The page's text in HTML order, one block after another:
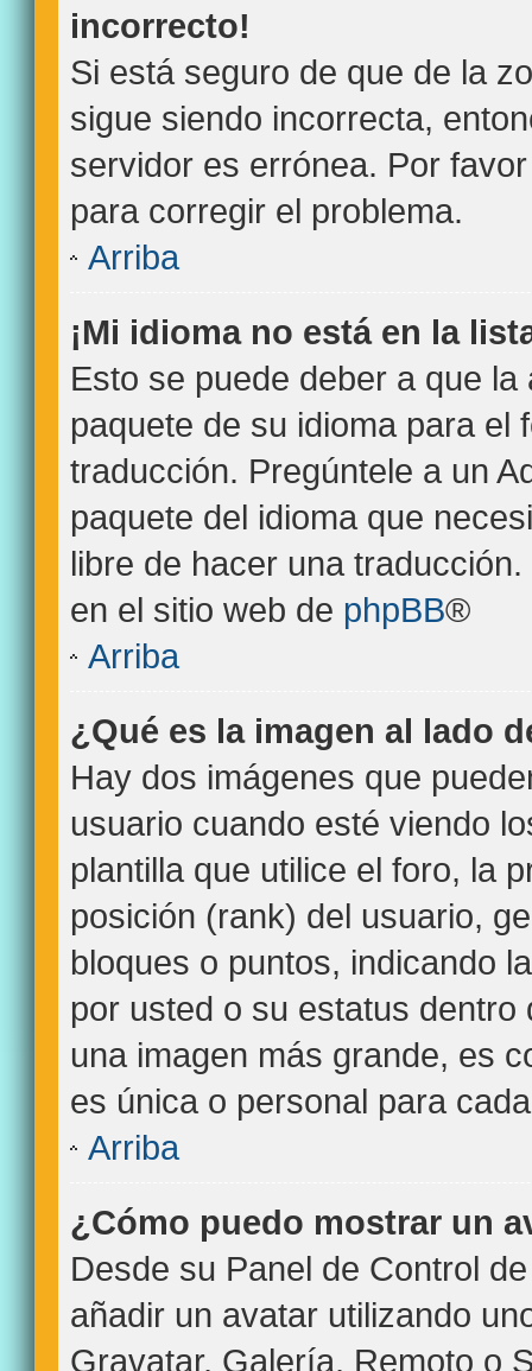
incorrecto!
Si está seguro de que de la
sigue siendo incorrecta,
servidor es errónea. Por
para corregir el problema.
Arriba
¡Mi idioma no está en la
Esto se puede deber a que
paquete de su idioma para el
traducción. Pregúntele a un
paquete del idioma que
libre de hacer una
en el sitio web de phpBB®
Arriba
¿Qué es la imagen al lado
Hay dos imágenes que
usuario cuando esté viendo
plantilla que utilice el foro, la
posición (rank) del usuario,
bloques o puntos, indicando
por usted o su estatus
una imagen más grande, es
es única o personal para
Arriba
¿Cómo puedo mostrar un
Desde su Panel de Control
añadir un avatar utilizando
Gravatar, Galería, Remoto o